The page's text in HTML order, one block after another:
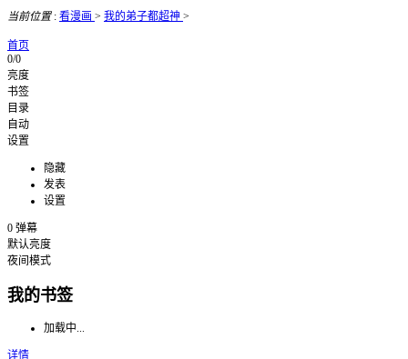
当前位置: 看漫画 > 我的弟子都超神 >
首页
0/0
亮度
书签
目录
自动
设置
隐藏
发表
设置
0 弹幕
默认亮度
夜间模式
我的书签
加载中...
详情